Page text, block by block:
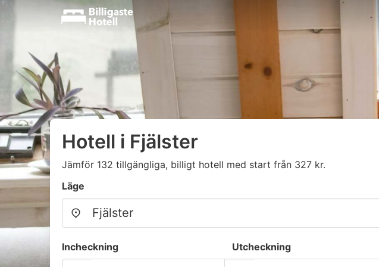
Hotell i Fjälster
Jämför 132 tillgängliga, billigt hotell med start från 327 kr.
Läge
Incheckning Utcheckning